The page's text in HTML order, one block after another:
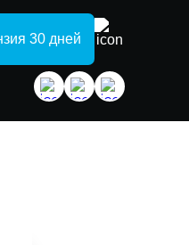
30 дней